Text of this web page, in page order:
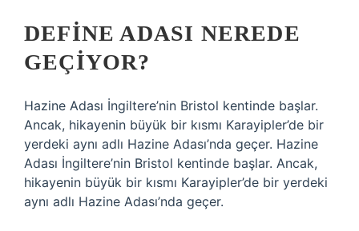
DEFINE ADASI NEREDE
GEÇIYOR?
Hazine Adası İngiltere’nin Bristol kentinde başlar.
Ancak, hikayenin büyük bir kısmı Karayipler’de bir
yerdeki aynı adlı Hazine Adası’nda geçer. Hazine
Adası İngiltere’nin Bristol kentinde başlar. Ancak,
hikayenin büyük bir kısmı Karayipler’de bir yerdeki
aynı adlı Hazine Adası’nda geçer.